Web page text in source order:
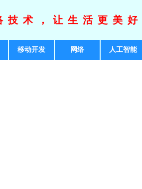
技术，让生活更美
移动开发 网络 人工智能